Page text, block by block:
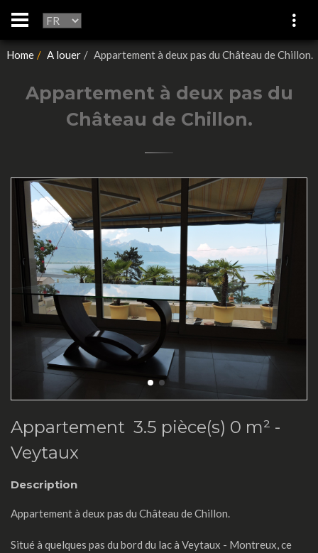
Home A louer Appartement à deux pas du Château de Chillon.
Appartement à deux pas du
Château de Chillon.
Appartement 3.5 pièce(s) 0 m² -
Veytaux
Description
Appartement à deux pas du Château de Chillon.
Situé à quelques pas du bord du lac à Veytaux - Montreux, ce